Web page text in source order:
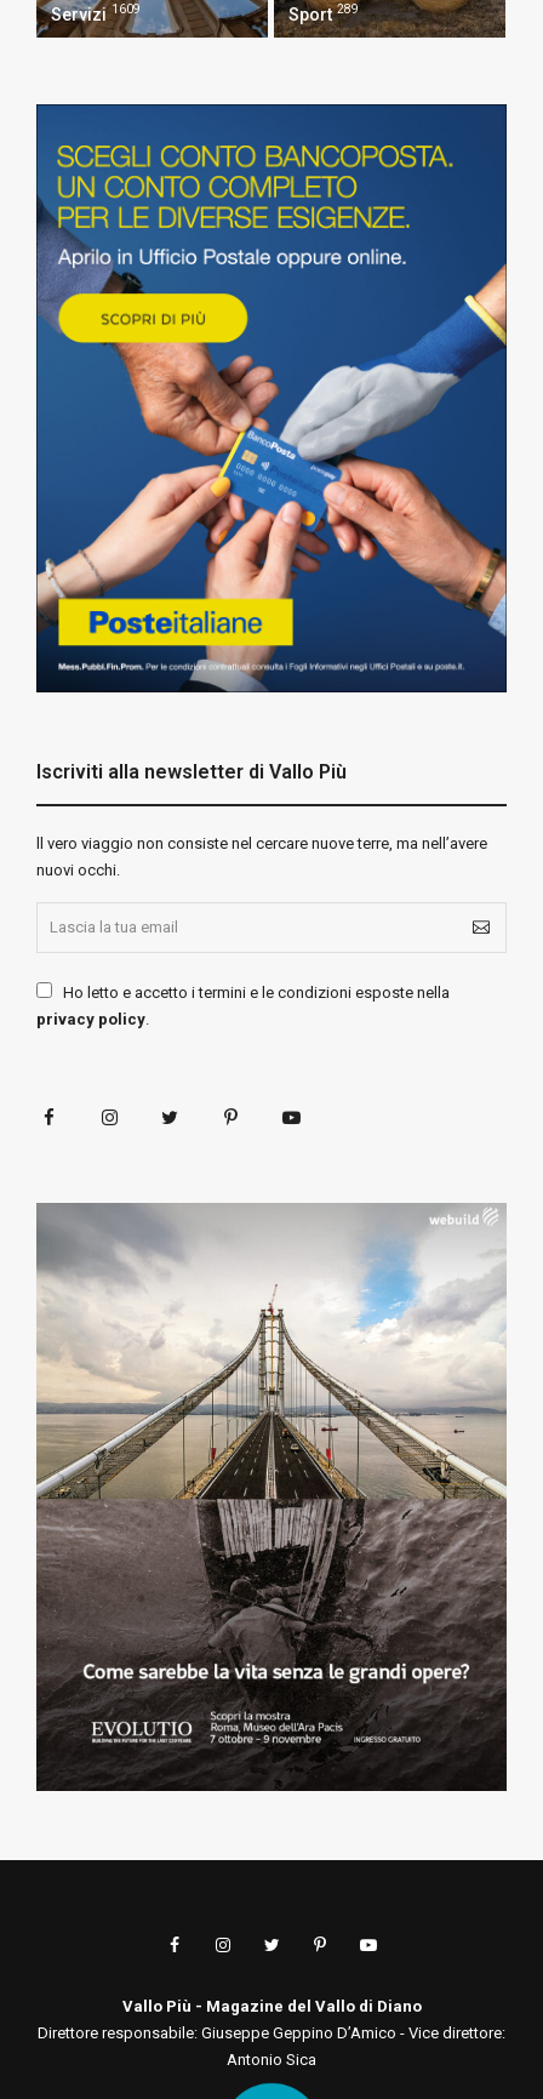
Servizi 1609 Sport 289
Iscriviti alla newsletter di Vallo Più
ll vero viaggio non consiste nel cercare nuove terre, ma nell’avere
nuovi occhi.
Ho letto e accetto i termini e le condizioni esposte nella
privacy policy
Vallo Più - Magazine del Vallo di Diano
Direttore responsabile: Giuseppe Geppino D’Amico - Vice direttore:
Antonio Sica